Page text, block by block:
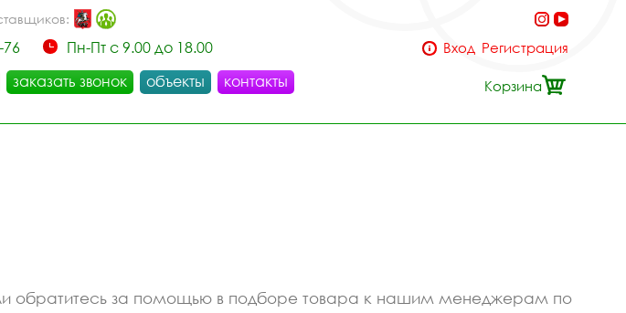
76
Пн-Пт с 9.00 до 18.00
заказать звонок объекты контакты
Вход Регистрация
Корзина
обратитесь за помощью в подборе товара к нашим менеджерам по